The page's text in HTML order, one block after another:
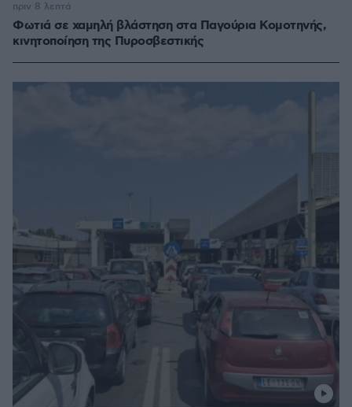
Φωτιά σε χαμηλή βλάστηση στα Παγούρια Κομοτηνής,
κινητοποίηση της Πυροσβεστικής
πριν 8 λεπτά